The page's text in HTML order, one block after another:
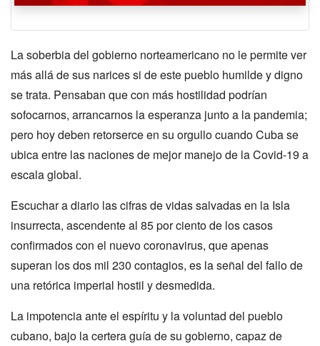
La soberbia del gobierno norteamericano no le permite ver
más allá de sus narices si de este pueblo humilde y digno
se trata. Pensaban que con más hostilidad podrían
sofocarnos, arrancarnos la esperanza junto a la pandemia;
pero hoy deben retorserce en su orgullo cuando Cuba se
ubica entre las naciones de mejor manejo de la Covid-19 a
escala global.
Escuchar a diario las cifras de vidas salvadas en la Isla
insurrecta, ascendente al 85 por ciento de los casos
confirmados con el nuevo coronavirus, que apenas
superan los dos mil 230 contagios, es la señal del fallo de
una retórica imperial hostil y desmedida.
La impotencia ante el espíritu y la voluntad del pueblo
cubano, bajo la certera guía de su gobierno, capaz de